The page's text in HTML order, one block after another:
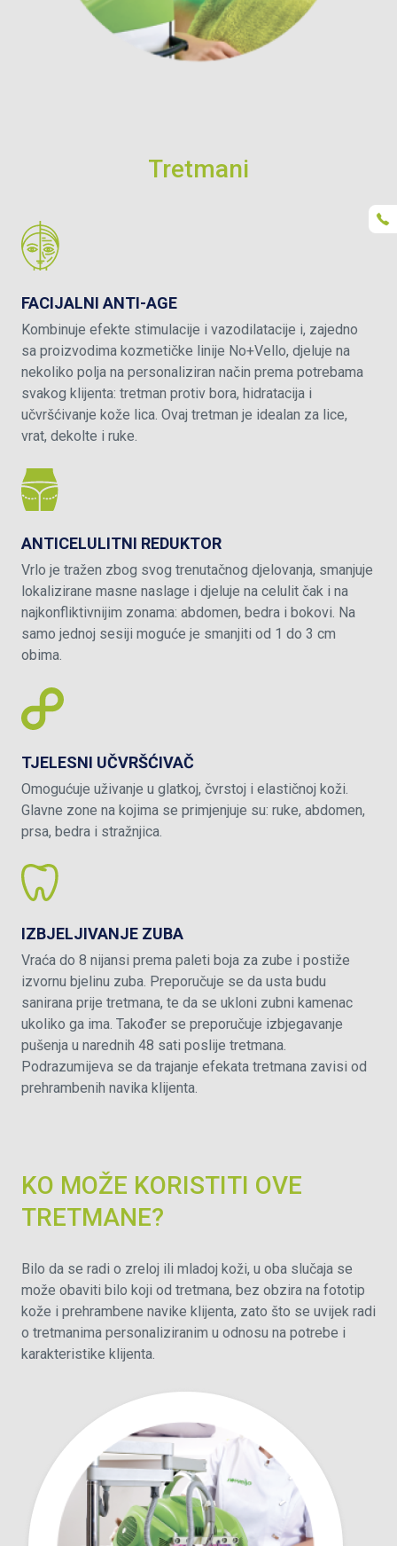
Tretmani
FACIJALNI ANTI-AGE
Kombinuje efekte stimulacije i vazodilatacije i, zajedno
sa proizvodima kozmetičke linije No+Vello, djeluje na
nekoliko polja na personaliziran način prema potrebama
svakog klijenta: tretman protiv bora, hidratacija i
učvršćivanje kože lica. Ovaj tretman je idealan za lice,
vrat, dekolte i ruke.
ANTICELULITNI REDUKTOR
Vrlo je tražen zbog svog trenutačnog djelovanja, smanjuje
lokalizirane masne naslage i djeluje na celulit čak i na
najkonfliktivnijim zonama: abdomen, bedra i bokovi. Na
samo jednoj sesiji moguće je smanjiti od 1 do 3 cm
obima.
TJELESNI UČVRŠĆIVAČ
Omogućuje uživanje u glatkoj, čvrstoj i elastičnoj koži.
Glavne zone na kojima se primjenjuje su: ruke, abdomen,
prsa, bedra i stražnjica.
IZBJELJIVANJE ZUBA
Vraća do 8 nijansi prema paleti boja za zube i postiže
izvornu bjelinu zuba. Preporučuje se da usta budu
sanirana prije tretmana, te da se ukloni zubni kamenac
ukoliko ga ima. Također se preporučuje izbjegavanje
pušenja u narednih 48 sati poslije tretmana.
Podrazumijeva se da trajanje efekata tretmana zavisi od
prehrambenih navika klijenta.
KO MOŽE KORISTITI OVE
TRETMANE?
Bilo da se radi o zreloj ili mladoj koži, u oba slučaja se
može obaviti bilo koji od tretmana, bez obzira na fototip
kože i prehrambene navike klijenta, zato što se uvijek radi
o tretmanima personaliziranim u odnosu na potrebe i
karakteristike klijenta.